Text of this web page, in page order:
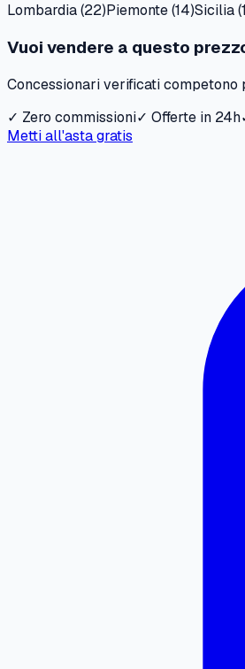
Lombardia(22)Piemonte(14)Sicilia(
Vuoi vendere a questo
Concessionari verificati competono
✓ Zero commissioni✓ Offerte in 24h
Metti all'asta gratis